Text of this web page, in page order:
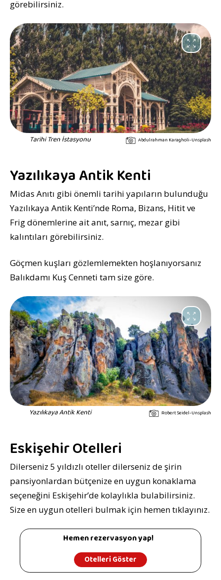
görebilirsiniz.
Tarihi Tren İstasyonu Abdulrahman Karagholi-Unsplash
Yazılıkaya Antik Kenti
Midas Anıtı gibi önemli tarihi yapıların bulunduğu
Yazılıkaya Antik Kenti’nde Roma, Bizans, Hitit ve
Frig dönemlerine ait anıt, sarnıç, mezar gibi
kalıntıları görebilirsiniz.
Göçmen kuşları gözlemlemekten hoşlanıyorsanız
Balıkdamı Kuş Cenneti tam size göre.
Yazılıkaya Antik Kenti Robert Seidel-Unsplash
Eskişehir Otelleri
Dilerseniz 5 yıldızlı oteller dilerseniz de şirin
pansiyonlardan bütçenize en uygun konaklama
seçeneğini Eskişehir’de kolaylıkla bulabilirsiniz.
Size en uygun otelleri bulmak için hemen tıklayınız.
Hemen rezervasyon yap!
Otelleri Göster